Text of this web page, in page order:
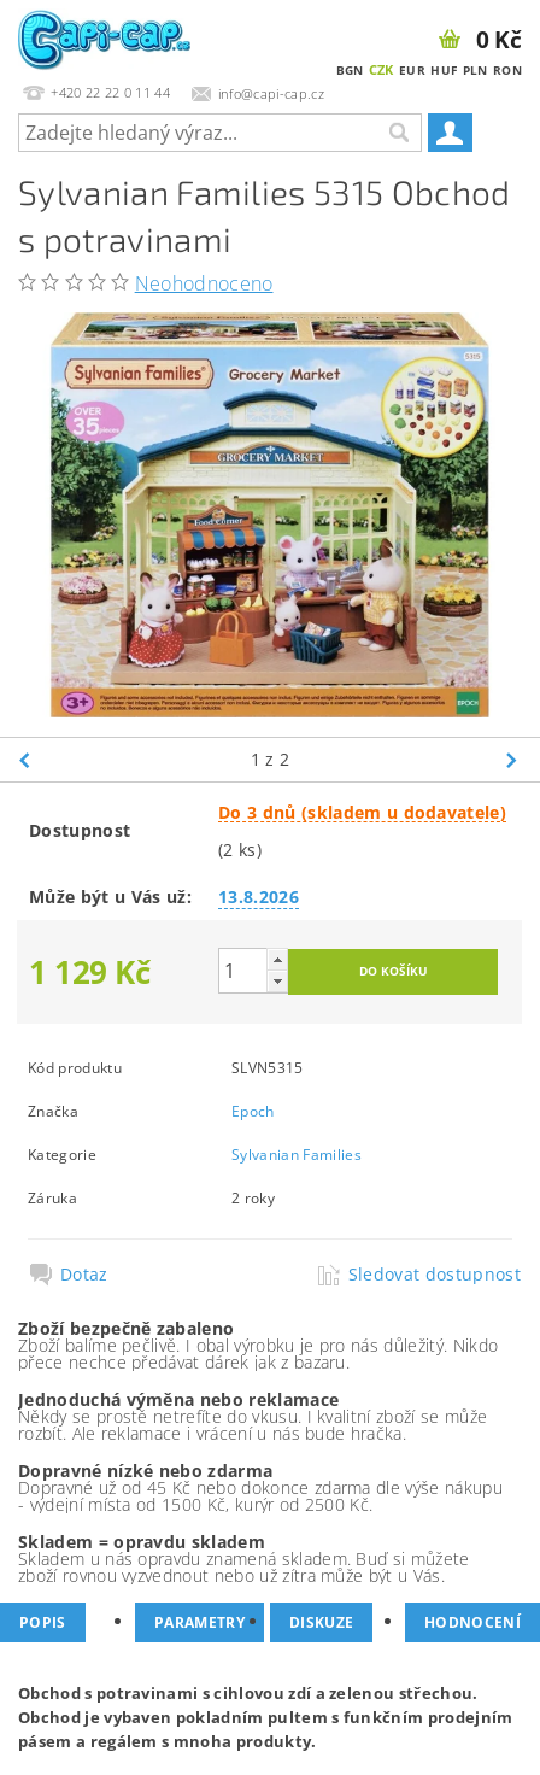
+420 22 22 0 11 44 info@capi-cap.cz
BGN CZK EUR HUF PLN RON
0 Kč
Sylvanian Families 5315 Obchod
s potravinami
Neohodnoceno
1 z 2
Dostupnost
Do 3 dnů (skladem u dodavatele)
(2 ks)
Může být u Vás už: 13.8.2026
1 129 Kč
Kód produktu SLVN5315
Značka Epoch
Kategorie Sylvanian Families
Záruka 2 roky
Dotaz Sledovat dostupnost
Zboží bezpečně zabaleno
Zboží balíme pečlivě. I obal výrobku je pro nás důležitý. Nikdo
přece nechce předávat dárek jak z bazaru.
Jednoduchá výměna nebo reklamace
Někdy se prostě netrefíte do vkusu. I kvalitní zboží se může
rozbít. Ale reklamace i vrácení u nás bude hračka.
Dopravné nízké nebo zdarma
Dopravné už od 45 Kč nebo dokonce zdarma dle výše nákupu
- výdejní místa od 1500 Kč, kurýr od 2500 Kč.
Skladem = opravdu skladem
Skladem u nás opravdu znamená skladem. Buď si můžete
zboží rovnou vyzvednout nebo už zítra může být u Vás.
POPIS PARAMETRY DISKUZE HODNOCENÍ
Obchod s potravinami s cihlovou zdí a zelenou střechou.
Obchod je vybaven pokladním pultem s funkčním prodejním
pásem a regálem s mnoha produkty.